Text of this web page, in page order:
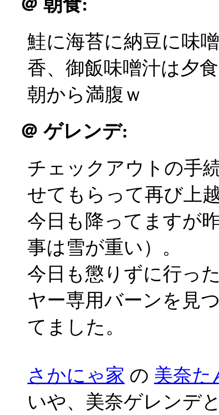
＠ 朝食:
鮭に海苔に納豆に味
香、御飯味噌汁は夕
朝から満腹ｗ
＠ ゲレンデ:
チェックアウトの手
せてもらって再び上
今日も降ってますが
事は雪が重い）。
今日も懲りずに行っ
ヤー専用バーンを見
てました。
さかにゃ家 の 美奈た
いや、美奈ゲレンデ